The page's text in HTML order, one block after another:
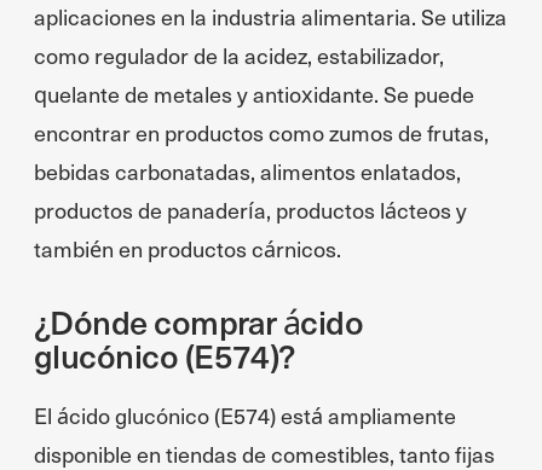
aplicaciones en la industria alimentaria. Se utiliza
como regulador de la acidez, estabilizador,
quelante de metales y antioxidante. Se puede
encontrar en productos como zumos de frutas,
bebidas carbonatadas, alimentos enlatados,
productos de panadería, productos lácteos y
también en productos cárnicos.
¿Dónde comprar ácido
glucónico (E574)?
El ácido glucónico (E574) está ampliamente
disponible en tiendas de comestibles, tanto fijas